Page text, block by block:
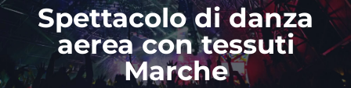
Spettacolo di danza
aerea con tessuti
Marche